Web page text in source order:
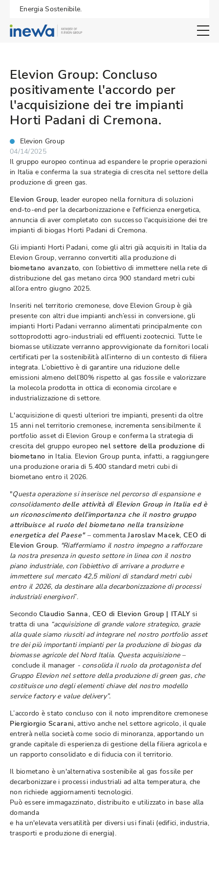
Energia Sostenibile.
Open
Elevion Group: Concluso
positivamente l'accordo per
l'acquisizione dei tre impianti
Horti Padani di Cremona.
Elevion Group
04/14/2025
Il gruppo europeo continua ad espandere le proprie operazioni
in Italia e conferma la sua strategia di crescita nel settore della
produzione di green gas.
Elevion Group, leader europeo nella fornitura di soluzioni
end-to-end per la decarbonizzazione e l'efficienza energetica,
annuncia di aver completato con successo l'acquisizione dei tre
impianti di biogas Horti Padani di Cremona.
Gli impianti Horti Padani, come gli altri già acquisiti in Italia da
Elevion Group, verranno convertiti alla produzione di
biometano avanzato, con l’obiettivo di immettere nella rete di
distribuzione del gas metano circa 900 standard metri cubi
all’ora entro giugno 2025.
Inseriti nel territorio cremonese, dove Elevion Group è già
presente con altri due impianti anch’essi in conversione, gli
impianti Horti Padani verranno alimentati principalmente con
sottoprodotti agro-industriali ed effluenti zootecnici. Tutte le
biomasse utilizzate verranno approvvigionate da fornitori locali
certificati per la sostenibilità all’interno di un contesto di filiera
integrata. L’obiettivo è di garantire una riduzione delle
emissioni almeno dell’80% rispetto al gas fossile e valorizzare
la molecola prodotta in ottica di economia circolare e
industrializzazione di settore.
L'acquisizione di questi ulteriori tre impianti, presenti da oltre
15 anni nel territorio cremonese, incrementa sensibilmente il
portfolio asset di Elevion Group e conferma la strategia di
crescita del gruppo europeo nel settore della produzione di
biometano in Italia. Elevion Group punta, infatti, a raggiungere
una produzione oraria di 5.400 standard metri cubi di
biometano entro il 2026.
"Questa operazione si inserisce nel percorso di espansione e
consolidamentodelle attività di Elevion Group in Italia ed è
un riconoscimento dell’importanza che il nostro gruppo
attribuisce al ruolo del biometano nella transizione
energetica del Paese" – commenta Jaroslav Macek, CEO di
Elevion Group. "Riaffermiamo il nostro impegno a rafforzare
la nostra presenza in questo settore in linea con il nostro
piano industriale, con l’obiettivo di arrivare a produrre e
immettere sul mercato 42,5 milioni di standard metri cubi
entro il 2026, da destinare alla decarbonizzazione di processi
industriali energivori”.
SecondoClaudio Sanna, CEO di Elevion Group | ITALYsi
tratta di una “acquisizione di grande valore strategico, grazie
alla quale siamo riusciti ad integrare nel nostro portfolio asset
tre dei più importanti impianti per la produzione di biogas da
biomasse agricole del Nord Italia. Questa acquisizione –
conclude il manager - consolida il ruolo da protagonista del
Gruppo Elevion nel settore della produzione di green gas, che
costituisce uno degli elementi chiave del nostro modello
service factory e value delivery”.
L’accordo è stato concluso con il noto imprenditore cremonese
Piergiorgio Scarani, attivo anche nel settore agricolo, il quale
entrerà nella società come socio di minoranza, apportando un
grande capitale di esperienza di gestione della filiera agricola e
un rapporto consolidato e di fiducia con il territorio.
Il biometano è un'alternativa sostenibile al gas fossile per
decarbonizzare i processi industriali ad alta temperatura, che
non richiede aggiornamenti tecnologici.
Può essere immagazzinato, distribuito e utilizzato in base alla
domanda
e ha un'elevata versatilità per diversi usi finali (edifici, industria,
trasporti e produzione di energia).